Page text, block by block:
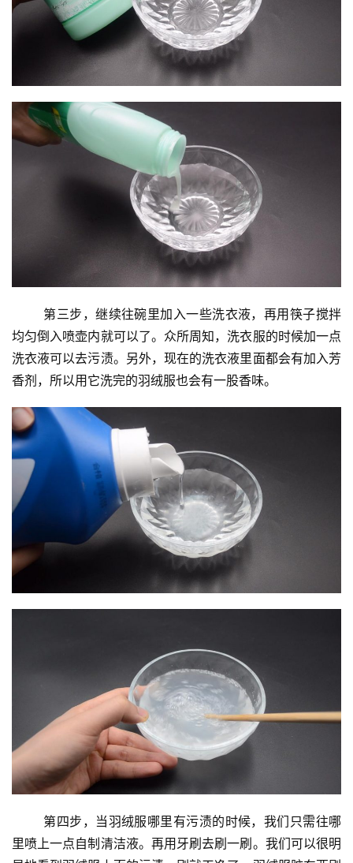
均匀倒入喷壶内就可以了。众所周知，洗衣服的时候加一点
洗衣液可以去污渍。另外，现在的洗衣液里面都会有加入芳
香剂，所以用它洗完的羽绒服也会有一股香味。
里喷上一点自制清洁液。再用牙刷去刷一刷。我们可以很明